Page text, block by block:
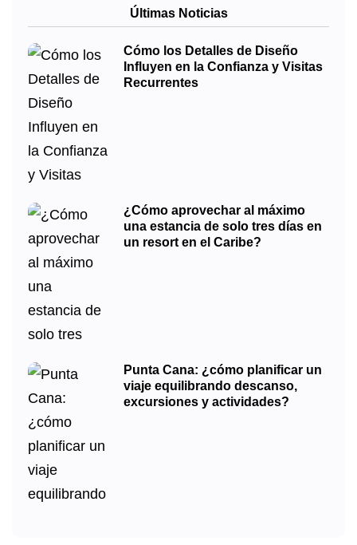
Últimas Noticias
Cómo los Detalles de Diseño
Influyen en la Confianza y Visitas
Recurrentes
¿Cómo aprovechar al máximo
una estancia de solo tres días en
un resort en el Caribe?
Punta Cana: ¿cómo planificar un
viaje equilibrando descanso,
excursiones y actividades?